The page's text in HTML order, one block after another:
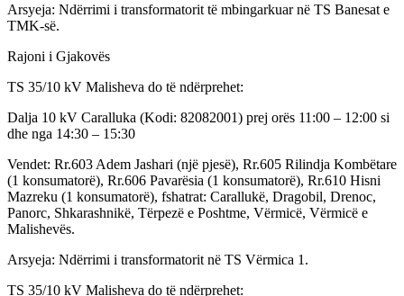
Arsyeja: Ndërrimi i transformatorit të mbingarkuar në TS Banesat e
TMK-së.
Rajoni i Gjakovës
TS 35/10 kV Malisheva do të ndërprehet:
Dalja 10 kV Caralluka (Kodi: 82082001) prej orës 11:00 – 12:00 si
dhe nga 14:30 – 15:30
Vendet: Rr.603 Adem Jashari (një pjesë), Rr.605 Rilindja Kombëtare
(1 konsumatorë), Rr.606 Pavarësia (1 konsumatorë), Rr.610 Hisni
Mazreku (1 konsumatorë), fshatrat: Carallukë, Dragobil, Drenoc,
Panorc, Shkarashnikë, Tërpezë e Poshtme, Vërmicë, Vërmicë e
Malishevës.
Arsyeja: Ndërrimi i transformatorit në TS Vërmica 1.
TS 35/10 kV Malisheva do të ndërprehet: